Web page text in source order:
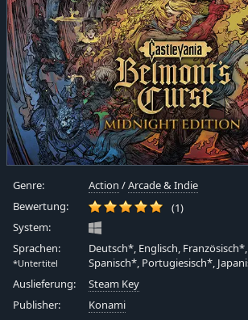
Genre: Action /Arcade & Indie
Bewertung:
(1)
System:
Sprachen:
*Untertitel
Deutsch*, Englisch,
Spanisch*, Portugiesisch*,
Auslieferung:
Steam Key
Publisher:
Konami